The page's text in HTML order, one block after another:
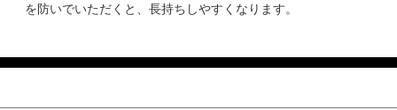
を防いでいただくと、長持ちしやすくなります。